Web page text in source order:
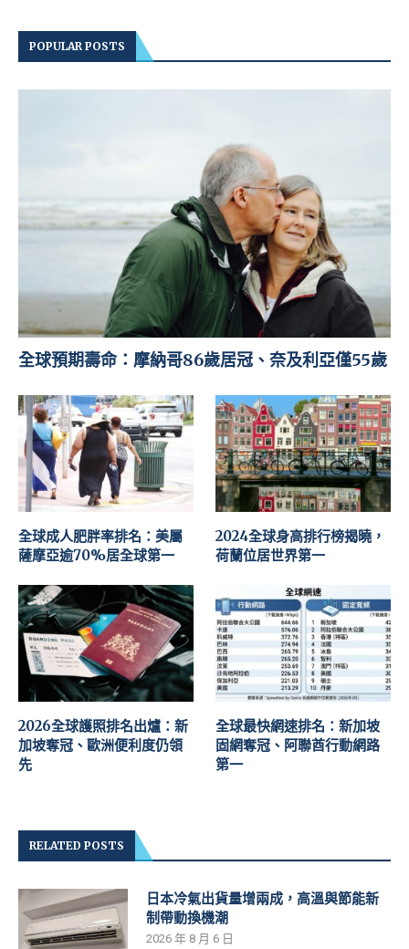
POPULAR POSTS
全球預期壽命：摩納哥86歲居冠、奈及利亞僅55歲
全球成人肥胖率排名：美屬
薩摩亞逾70%居全球第一
2024全球身高排行榜揭曉，
荷蘭位居世界第一
2026全球護照排名出爐：新
加坡奪冠、歐洲便利度仍領
先
全球最快網速排名：新加坡
固網奪冠、阿聯酋行動網路
第一
RELATED POSTS
日本冷氣出貨量增兩成，高溫與節能新
制帶動換機潮
2026 年 8 月 6 日